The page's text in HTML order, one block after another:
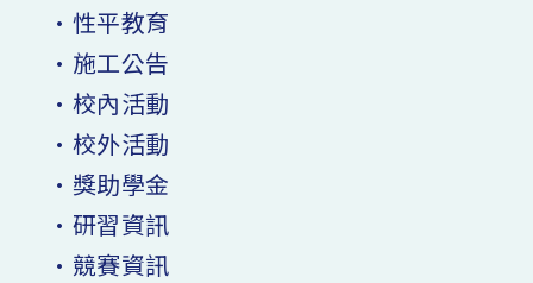
•性平教育
•施工公告
•校內活動
•校外活動
•獎助學金
•研習資訊
•競賽資訊